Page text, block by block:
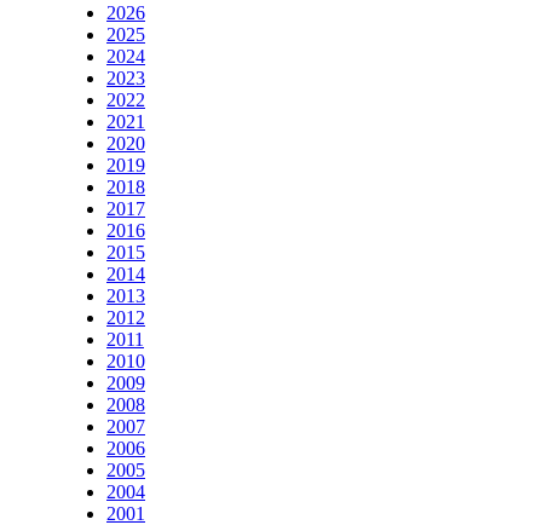
2026
2025
2024
2023
2022
2021
2020
2019
2018
2017
2016
2015
2014
2013
2012
2011
2010
2009
2008
2007
2006
2005
2004
2001